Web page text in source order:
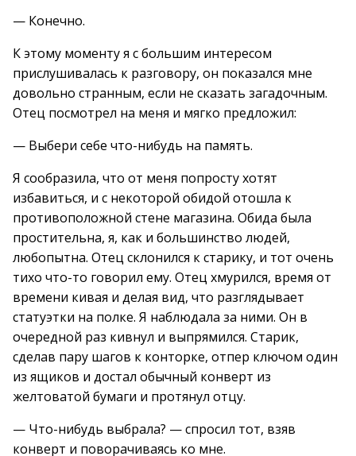
— Конечно.
К этому моменту я с большим интересом
прислушивалась к разговору, он показался мне
довольно странным, если не сказать загадочным.
Отец посмотрел на меня и мягко предложил:
— Выбери себе что-нибудь на память.
Я сообразила, что от меня попросту хотят
избавиться, и с некоторой обидой отошла к
противоположной стене магазина. Обида была
простительна, я, как и большинство людей,
любопытна. Отец склонился к старику, и тот очень
тихо что-то говорил ему. Отец хмурился, время от
времени кивая и делая вид, что разглядывает
статуэтки на полке. Я наблюдала за ними. Он в
очередной раз кивнул и выпрямился. Старик,
сделав пару шагов к конторке, отпер ключом один
из ящиков и достал обычный конверт из
желтоватой бумаги и протянул отцу.
— Что-нибудь выбрала? — спросил тот, взяв
конверт и поворачиваясь ко мне.